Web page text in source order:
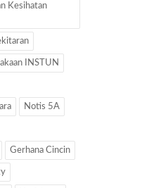
Kesihatan
INSTUN
Notis 5A
Gerhana Cincin